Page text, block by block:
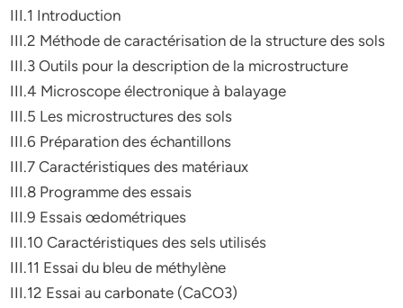
III.1 Introduction
III.2 Méthode de caractérisation de la structure des sols
III.3 Outils pour la description de la microstructure
III.4 Microscope électronique à balayage
III.5 Les microstructures des sols
III.6 Préparation des échantillons
III.7 Caractéristiques des matériaux
III.8 Programme des essais
III.9 Essais œdométriques
III.10 Caractéristiques des sels utilisés
III.11 Essai du bleu de méthylène
III.12 Essai au carbonate (CaCO3)